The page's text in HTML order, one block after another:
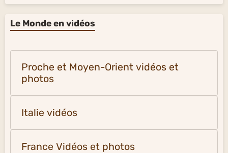
Le Monde en vidéos
Proche et Moyen-Orient vidéos et
photos
Italie vidéos
France Vidéos et photos